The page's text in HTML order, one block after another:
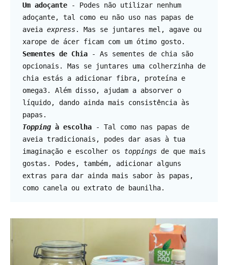
Um adoçante - Podes não utilizar nenhum
adoçante, tal como eu não uso nas papas de
aveia express. Mas se juntares mel, agave ou
Sementes de Chia - As sementes de chia são
opcionais. Mas se juntares uma colherzinha de
chia estás a adicionar fibra, proteína e
omega3. Além disso, ajudam a absorver o
líquido, dando ainda mais consistência às
Topping à escolha - Tal como nas papas de
aveia tradicionais, podes dar asas à tua
imaginação e escolher os toppings de que mais
gostas. Podes, também, adicionar alguns
extras para dar ainda mais sabor às papas,
como canela ou extrato de baunilha.